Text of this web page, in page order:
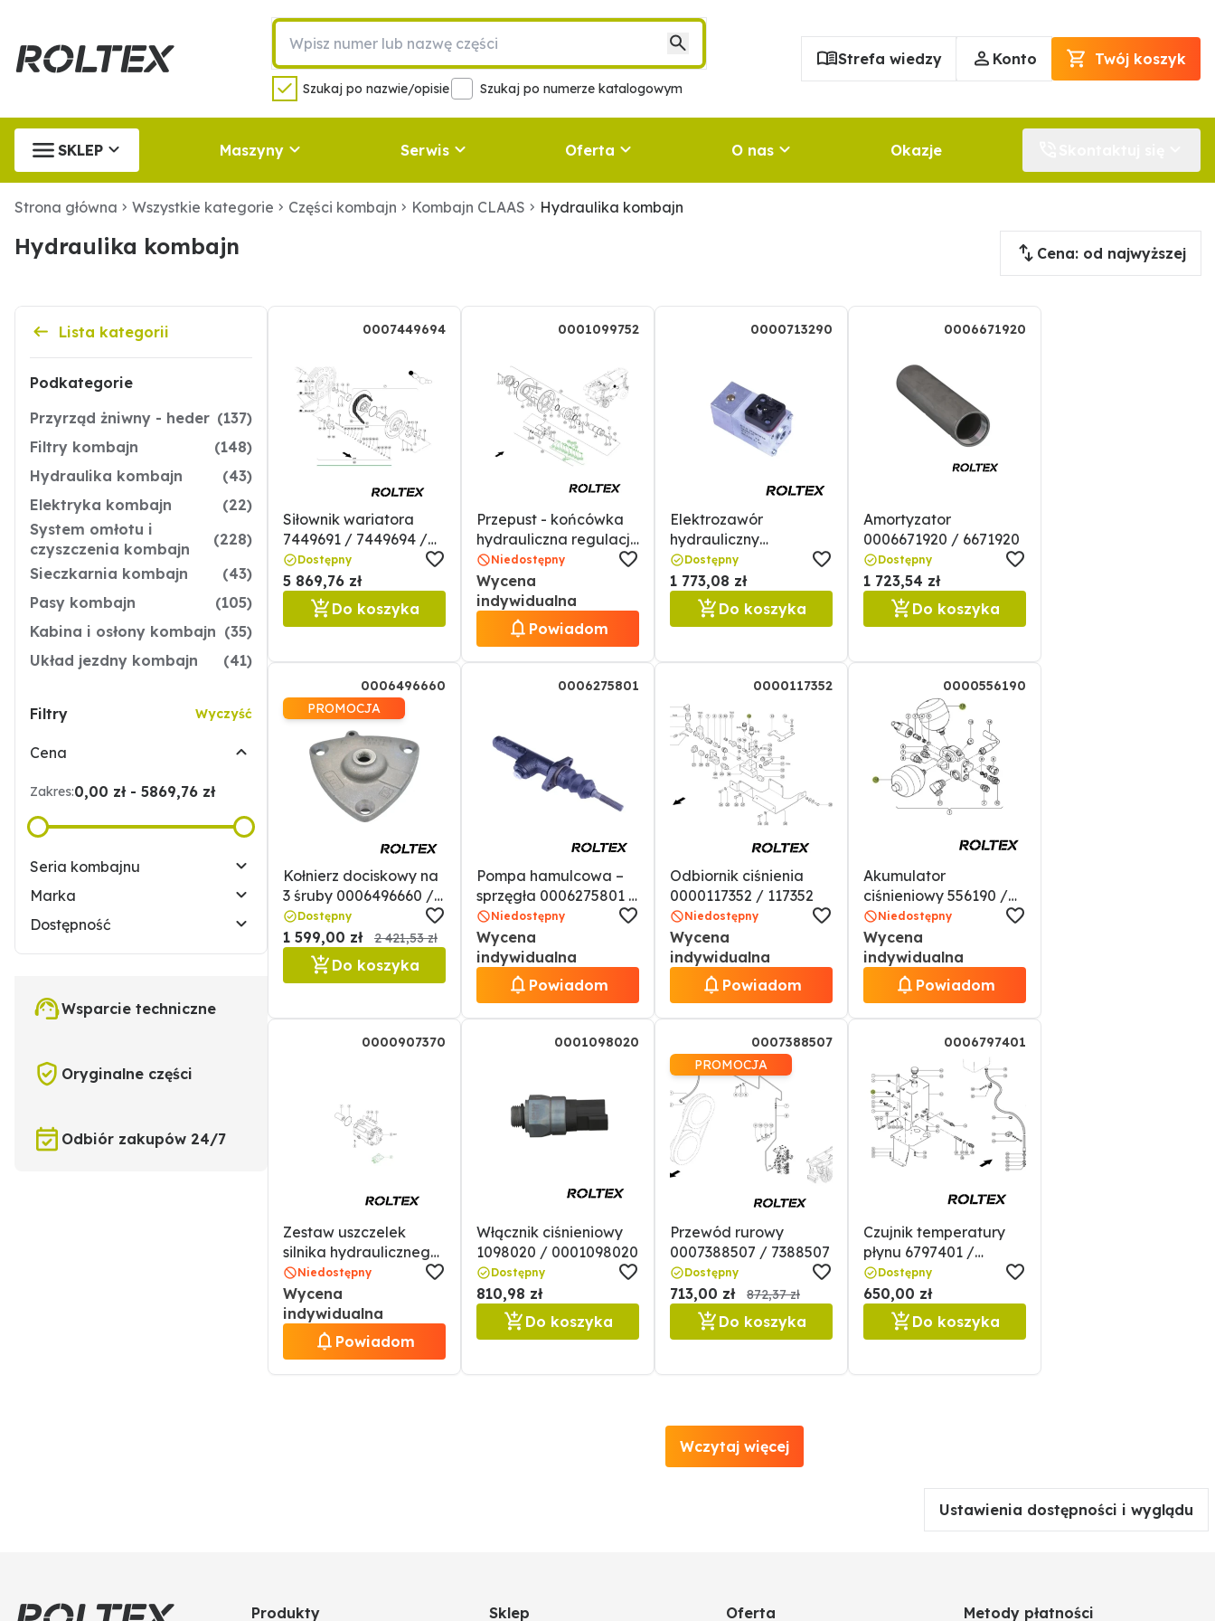
Szukaj po nazwie/opisie Szukaj po numerze katalogowym
Strefa wiedzy Konto Twój koszyk
SKLEP Maszyny Serwis Oferta O nas Okazje
Strona główna Wszystkie kategorie Części kombajn Kombajn CLAAS Hydraulika kombajn
Hydraulika kombajn Cena: od najwyższej
Lista kategorii
Podkategorie
Przyrząd żniwny - heder (137)
Filtry kombajn
(148)
Hydraulika kombajn
(43)
Elektryka kombajn
(22)
System omłotu i
czyszczenia kombajn
(228)
Sieczkarnia kombajn
(43)
Pasy kombajn
(105)
Kabina i osłony kombajn (35)
Układ jezdny kombajn
(41)
Filtry Wyczyść
Cena
Zakres:0,00 zł - 5869,76 zł
Seria kombajnu
Marka
Dostępność
Wsparcie techniczne
Oryginalne części
Odbiór zakupów 24/7
0007449694
Siłownik wariatora
7449691 / 7449694 /
0007449694
Dostępny
5 869,76 zł
Do koszyka
0001099752
Przepust - końcówka
hydrauliczna regulacji
obrotów bębna
młócącego
0001099752 / 1099752
Niedostępny
Wycena
indywidualna
Powiadom
0000713290
Elektrozawór
hydrauliczny
0000713290 / 713290
Dostępny
1 773,08 zł
Do koszyka
0006671920
Amortyzator
0006671920 / 6671920
Dostępny
1 723,54 zł
Do koszyka
0006496660
PROMOCJA
Kołnierz dociskowy na
3 śruby 0006496660 /
6496660
Dostępny
1 599,00 zł 2 421,53 zł
Do koszyka
0006275801
Pompa hamulcowa –
sprzęgła 0006275801 /
6275801
Niedostępny
Wycena
indywidualna
Powiadom
0000117352
Odbiornik ciśnienia
0000117352 / 117352
Niedostępny
Wycena
indywidualna
Powiadom
0000556190
Akumulator
ciśnieniowy 556190 /
0000556190
Niedostępny
Wycena
indywidualna
Powiadom
0000907370
Zestaw uszczelek
silnika hydraulicznego
napędu jezdnego
0000907370 / 907370
Niedostępny
Wycena
indywidualna
Powiadom
0001098020
Włącznik ciśnieniowy
1098020 / 0001098020
Dostępny
810,98 zł
Do koszyka
0007388507
PROMOCJA
Przewód rurowy
0007388507 / 7388507
Dostępny
713,00 zł 872,37 zł
Do koszyka
0006797401
Czujnik temperatury
płynu 6797401 /
0006797401
Dostępny
650,00 zł
Do koszyka
Wczytaj więcej
Ustawienia dostępności i wyglądu
Produkty Sklep Oferta Metody płatności